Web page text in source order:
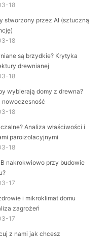
18
stworzony przez AI (sztuczną
18
są brzydkie? Krytyka
drewnianej
18
wybierają domy z drewna?
nowoczesność
18
Analiza właściwości i
paroizolacyjnymi
18
nakrokwiowo przy budowie
17
i mikroklimat domu
zagrożeń
17
z nami jak chcesz